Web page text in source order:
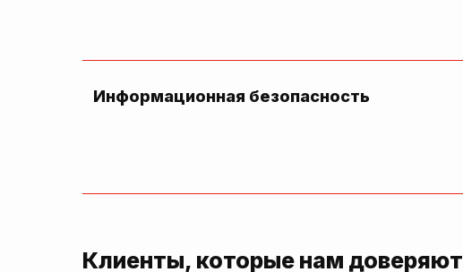
Информационная безопасность
Клиенты, которые нам доверяют